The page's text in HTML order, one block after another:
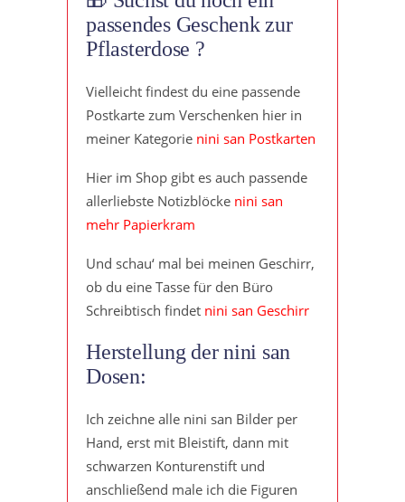
passendes Geschenk zur
Pflasterdose ?
Vielleicht findest du eine passende
Postkarte zum Verschenken hier in
meiner Kategorie nini san Postkarten
Hier im Shop gibt es auch passende
allerliebste Notizblöcke nini san
mehr Papierkram
Und schau‘ mal bei meinen Geschirr,
ob du eine Tasse für den Büro
Schreibtisch findet nini san Geschirr
Herstellung der nini san
Dosen:
Ich zeichne alle nini san Bilder per
Hand, erst mit Bleistift, dann mit
schwarzen Konturenstift und
anschließend male ich die Figuren